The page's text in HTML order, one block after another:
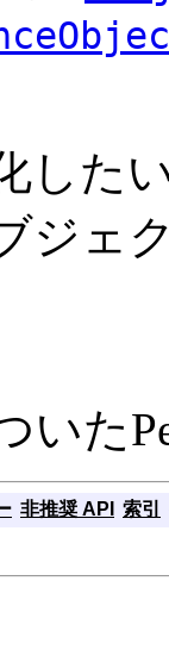
した
ジェ
いた
非推奨 API 索引